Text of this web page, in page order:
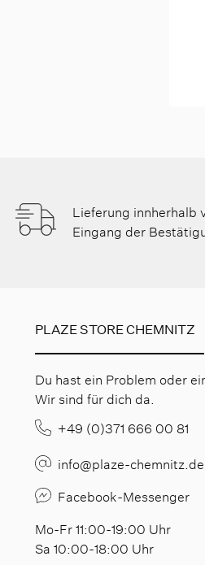
Lieferung innherhalb
Eingang der
PLAZE STORE CHEMNITZ
Du hast ein Problem oder
Wir sind für dich da.
+49 (0)371 666 00 81
info@plaze-chemnitz.de
Facebook-Messenger
Mo-Fr 11:00-19:00 Uhr
Sa 10:00-18:00 Uhr